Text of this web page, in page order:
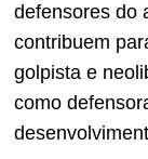
defensores do
contribuem
golpista e
como